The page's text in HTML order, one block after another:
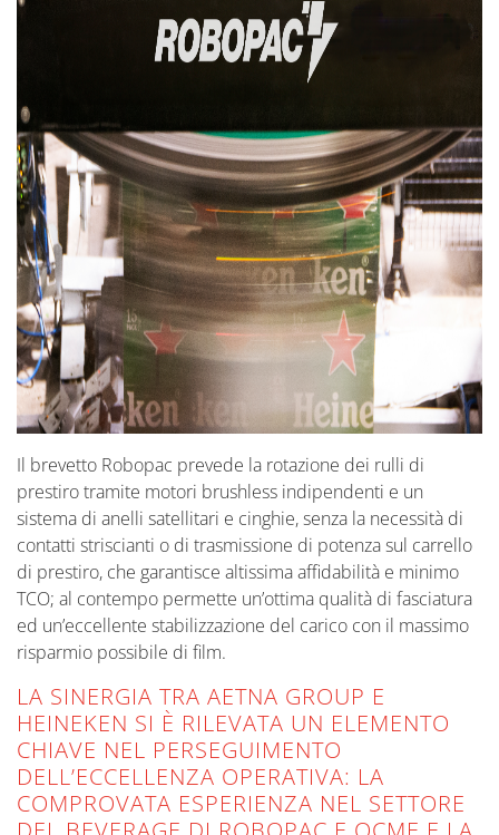
Il brevetto Robopac prevede la rotazione dei rulli di
prestiro tramite motori brushless indipendenti e un
sistema di anelli satellitari e cinghie, senza la necessità di
contatti striscianti o di trasmissione di potenza sul carrello
di prestiro, che garantisce altissima affidabilità e minimo
TCO; al contempo permette un’ottima qualità di fasciatura
ed un’eccellente stabilizzazione del carico con il massimo
risparmio possibile di film.
LA SINERGIA TRA AETNA GROUP E
HEINEKEN SI È RILEVATA UN ELEMENTO
CHIAVE NEL PERSEGUIMENTO
DELL’ECCELLENZA OPERATIVA: LA
COMPROVATA ESPERIENZA NEL SETTORE